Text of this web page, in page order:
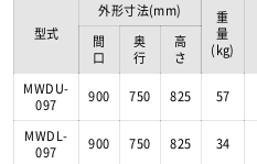
型式
外形寸法(mm)
重
量
(kg)
間
口
奥
行
高
さ
MWDU-
097
900 750 825 57
MWDL-
097
900 750 825 34